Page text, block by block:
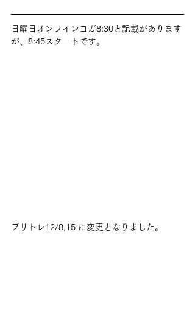
日曜日オンラインヨガ8:30と記載があります
が、8:45スタートです。
ブリトレ12/8,15 に変更となりました。